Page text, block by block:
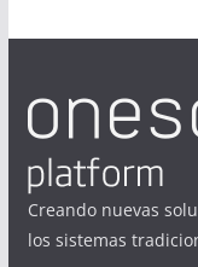
Creando nuevas
los sistemas